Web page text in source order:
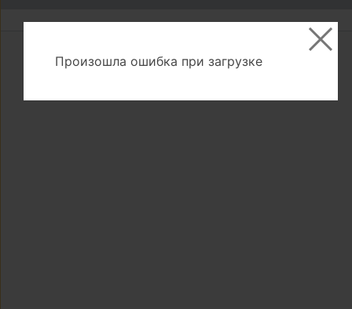
Произошла ошибка при загрузке